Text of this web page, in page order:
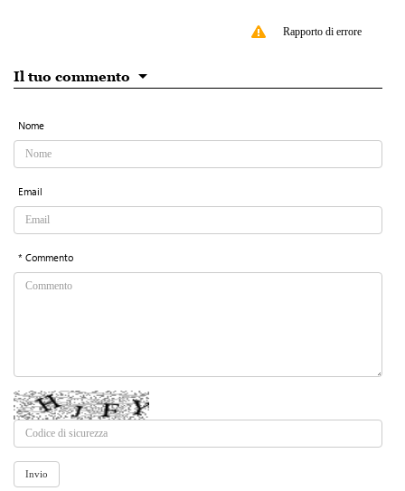
Rapporto di errore
Il tuo commento
Nome
Email
* Commento